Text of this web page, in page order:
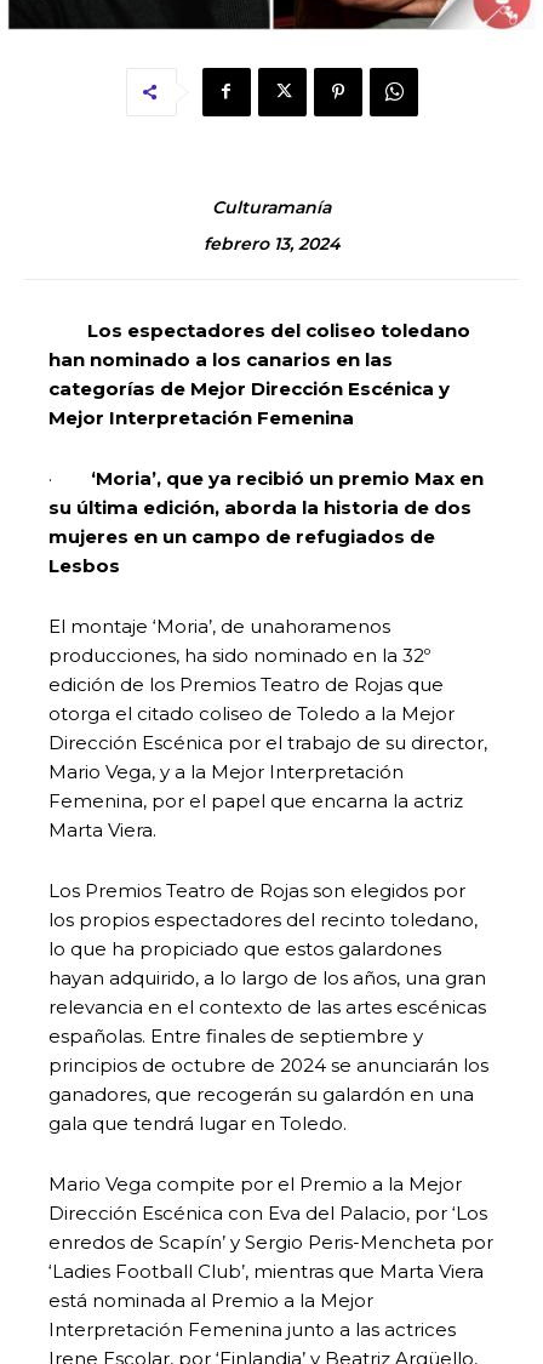
Culturamanía
febrero 13, 2024
Los espectadores del coliseo toledano
han nominado a los canarios en las
categorías de Mejor Dirección Escénica y
Mejor Interpretación Femenina
· ‘Moria’, que ya recibió un premio Max en
su última edición, aborda la historia de dos
mujeres en un campo de refugiados de
Lesbos
El montaje ‘Moria’, de unahoramenos
producciones, ha sido nominado en la 32º
edición de los Premios Teatro de Rojas que
otorga el citado coliseo de Toledo a la Mejor
Dirección Escénica por el trabajo de su director,
Mario Vega, y a la Mejor Interpretación
Femenina, por el papel que encarna la actriz
Marta Viera.
Los Premios Teatro de Rojas son elegidos por
los propios espectadores del recinto toledano,
lo que ha propiciado que estos galardones
hayan adquirido, a lo largo de los años, una gran
relevancia en el contexto de las artes escénicas
españolas. Entre finales de septiembre y
principios de octubre de 2024 se anunciarán los
ganadores, que recogerán su galardón en una
gala que tendrá lugar en Toledo.
Mario Vega compite por el Premio a la Mejor
Dirección Escénica con Eva del Palacio, por ‘Los
enredos de Scapín’ y Sergio Peris-Mencheta por
‘Ladies Football Club’, mientras que Marta Viera
está nominada al Premio a la Mejor
Interpretación Femenina junto a las actrices
Irene Escolar, por ‘Finlandia’ y Beatriz Argüello,